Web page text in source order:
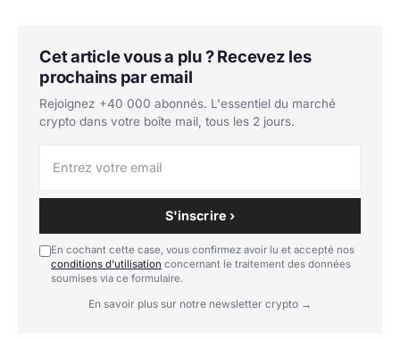
Cet article vous a plu ? Recevez les
prochains par email
Rejoignez +40 000 abonnés. L'essentiel du marché
crypto dans votre boîte mail, tous les 2 jours.
S'inscrire ›
En cochant cette case, vous confirmez avoir lu et accepté nos
conditions d'utilisation concernant le traitement des données
soumises via ce formulaire.
En savoir plus sur notre newsletter crypto →